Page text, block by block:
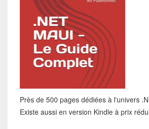
Près de 500 pages dédiées à l'univers
Existe aussi en version Kindle à prix